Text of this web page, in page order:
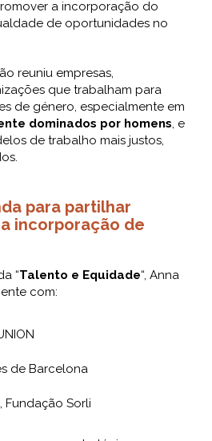
a incorporação do
de oportunidades no
reuniu empresas,
que trabalham para
de género, especialmente em
dominados por homens, e
de trabalho mais justos,
para partilhar
incorporação de
“Talento e Equidade“, Anna
com:
de Barcelona
, Fundação Sorli